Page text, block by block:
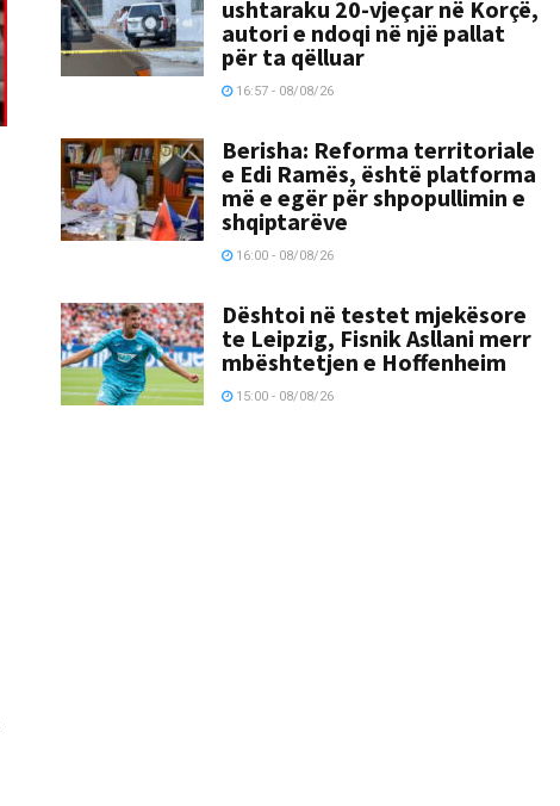
ushtaraku 20-vjeçar në Korçë,
autori e ndoqi në një pallat
për ta qëlluar
16:57 - 08/08/26
Berisha: Reforma territoriale
e Edi Ramës, është platforma
më e egër për shpopullimin e
shqiptarëve
16:00 - 08/08/26
Dështoi në testet mjekësore
te Leipzig, Fisnik Asllani merr
mbështetjen e Hoffenheim
15:00 - 08/08/26